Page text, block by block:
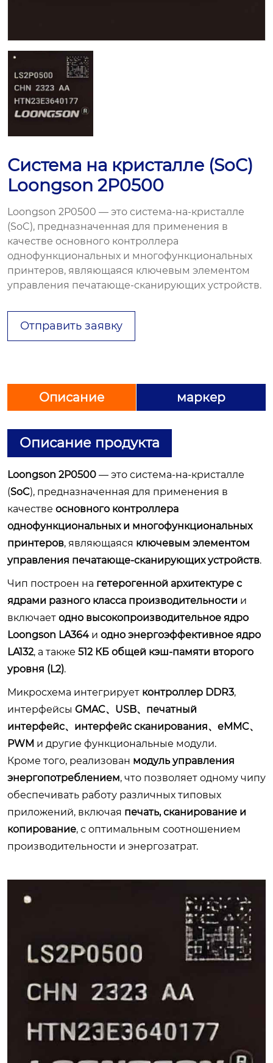
Система на кристалле (SoC)
Loongson 2P0500
Loongson 2P0500 — это система-на-кристалле
(SoC), предназначенная для применения в
качестве основного контроллера
однофункциональных и многофункциональных
принтеров, являющаяся ключевым элементом
управления печатающе-сканирующих устройств.
Отправить заявку
Описание маркер
Описание продукта
Loongson 2P0500 — это система-на-кристалле
(SoC), предназначенная для применения в
качестве основного контроллера
однофункциональных и многофункциональных
принтеров, являющаяся ключевым элементом
управления печатающе-сканирующих устройств.
Чип построен на гетерогенной архитектуре с
ядрами разного класса производительности и
включает одно высокопроизводительное ядро
Loongson LA364 и одно энергоэффективное ядро
LA132, а также 512 КБ общей кэш-памяти второго
уровня (L2).
Микросхема интегрирует контроллер DDR3,
интерфейсы GMAC、USB、печатный
интерфейс、интерфейс сканирования、eMMC、
PWM и другие функциональные модули.
Кроме того, реализован модуль управления
энергопотреблением, что позволяет одному чипу
обеспечивать работу различных типовых
приложений, включая печать, сканирование и
копирование, с оптимальным соотношением
производительности и энергозатрат.